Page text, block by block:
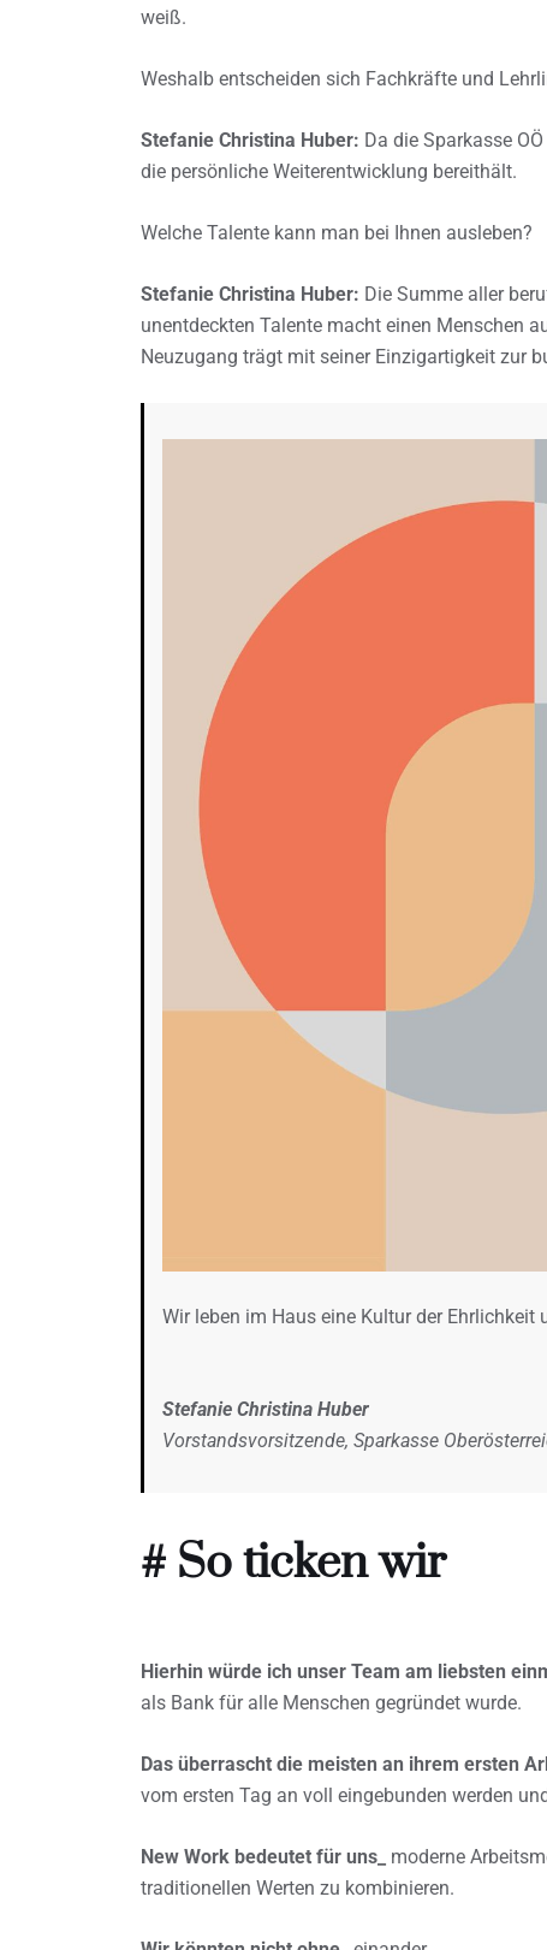
weiß.
Weshalb entscheiden sich Fachkräfte und
Stefanie Christina Huber: Da die Sparkasse
die persönliche Weiterentwicklung bereithält.
Welche Talente kann man bei Ihnen ausleben?
Stefanie Christina Huber: Die Summe aller
unentdeckten Talente macht einen Menschen
Neuzugang trägt mit seiner Einzigartigkeit zur
Wir leben im Haus eine Kultur der Ehrlichkeit
Stefanie Christina Huber
Vorstandsvorsitzende, Sparkasse
# So ticken wir
Hierhin würde ich unser Team am liebsten
als Bank für alle Menschen gegründet wurde.
Das überrascht die meisten an ihrem ersten
vom ersten Tag an voll eingebunden werden
New Work bedeutet für uns_
moderne
traditionellen Werten zu kombinieren.